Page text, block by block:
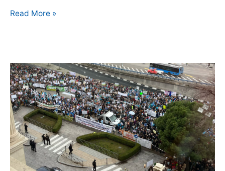
Taula
sobre
i
la
interlocució
social
en
veterinària
Read More »